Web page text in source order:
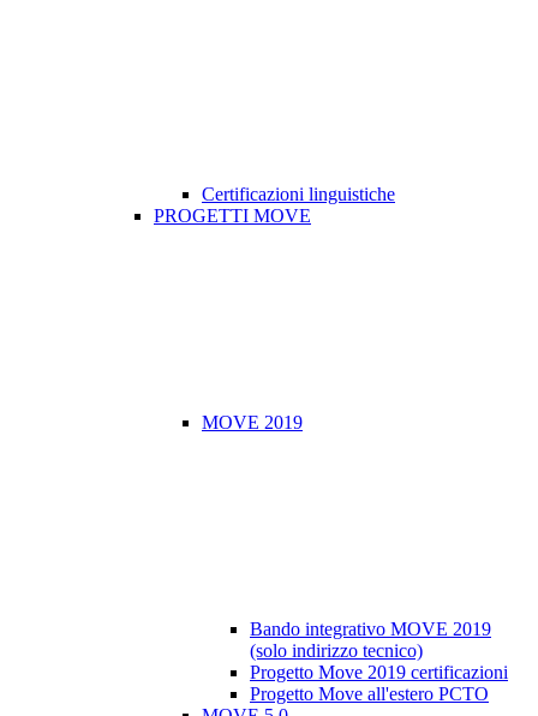
Certificazioni linguistiche
PROGETTI MOVE
MOVE 2019
Bando integrativo MOVE 2019
(solo indirizzo tecnico)
Progetto Move 2019 certificazioni
Progetto Move all'estero PCTO